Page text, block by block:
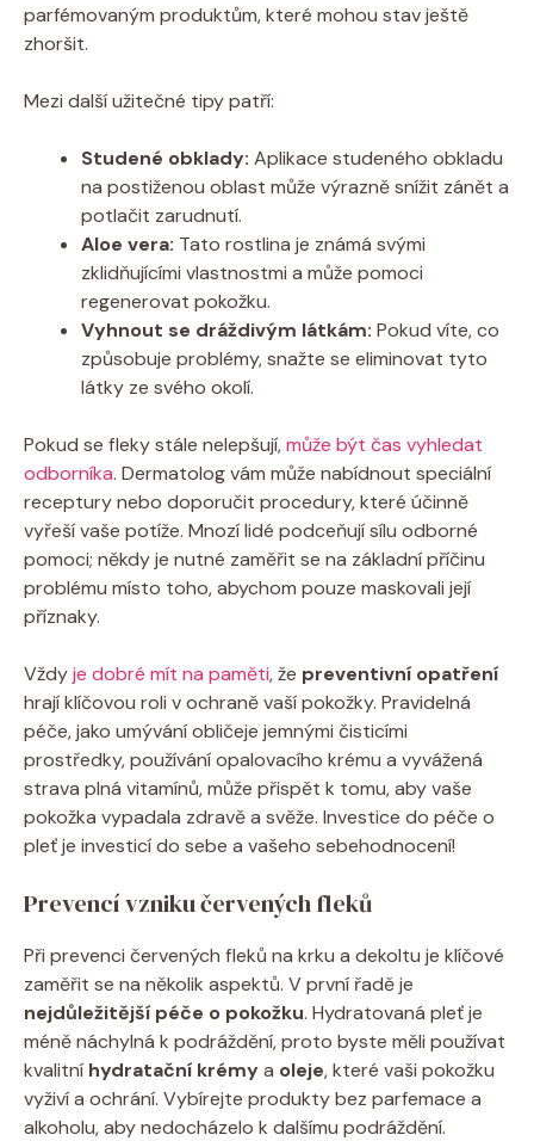
parfémovaným produktům, které mohou stav ještě
zhoršit.
Mezi další užitečné tipy patří:
Studené obklady: Aplikace studeného obkladu
na postiženou oblast může výrazně snížit zánět a
potlačit zarudnutí.
Aloe vera: Tato rostlina je známá svými
zklidňujícími vlastnostmi a může pomoci
regenerovat pokožku.
Vyhnout se dráždivým látkám: Pokud víte, co
způsobuje problémy, snažte se eliminovat tyto
látky ze svého okolí.
Pokud se fleky stále nelepšují,může být čas vyhledat
odborníka. Dermatolog vám může nabídnout speciální
receptury nebo doporučit procedury, které účinně
vyřeší vaše potíže. Mnozí lidé podceňují sílu odborné
pomoci; někdy je nutné zaměřit se na základní příčinu
problému místo toho, abychom pouze maskovali její
příznaky.
Vždyje dobré mít na paměti, že preventivní opatření
hrají klíčovou roli v ochraně vaší pokožky. Pravidelná
péče, jako umývání obličeje jemnými čisticími
prostředky, používání opalovacího krému a vyvážená
strava plná vitamínů, může přispět k tomu, aby vaše
pokožka vypadala zdravě a svěže. Investice do péče o
pleť je investicí do sebe a vašeho sebehodnocení!
Prevencí vzniku červených fleků
Při prevenci červených fleků na krku a dekoltu je klíčové
zaměřit se na několik aspektů. V první řadě je
nejdůležitější péče o pokožku. Hydratovaná pleť je
méně náchylná k podráždění, proto byste měli používat
kvalitní hydratační krémya oleje, které vaši pokožku
vyživí a ochrání. Vybírejte produkty bez parfemace a
alkoholu, aby nedocházelo k dalšímu podráždění.